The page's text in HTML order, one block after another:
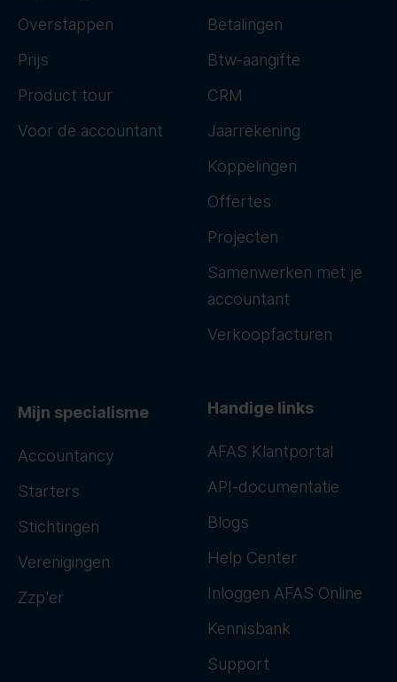
Overstappen
Prijs
Product tour
Voor de accountant
Betalingen
Btw-aangifte
CRM
Jaarrekening
Koppelingen
Offertes
Projecten
Samenwerken met je
accountant
Verkoopfacturen
Mijn specialisme
Accountancy
Starters
Stichtingen
Verenigingen
Zzp'er
Handige links
AFAS Klantportal
API-documentatie
Blogs
Help Center
Inloggen AFAS Online
Kennisbank
Support